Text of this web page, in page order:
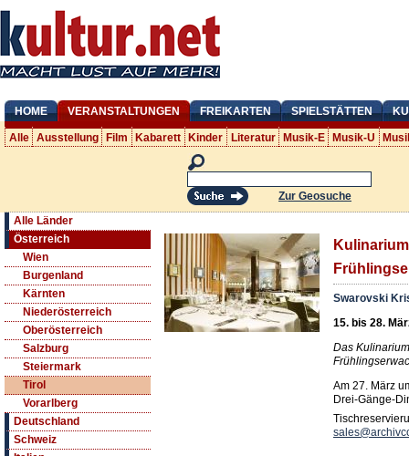
HOME VERANSTALTUNGEN FREIKARTEN SPIELSTÄTTEN
Alle Ausstellung Film Kabarett Kinder Literatur Musik-E Musik-U
Zur Geosuche
Alle Länder
Österreich
Wien
Burgenland
Kärnten
Niederösterreich
Oberösterreich
Salzburg
Steiermark
Tirol
Vorarlberg
Deutschland
Schweiz
Swarovski
15. bis 28.
Das
Am 27. März
Drei-Gänge-